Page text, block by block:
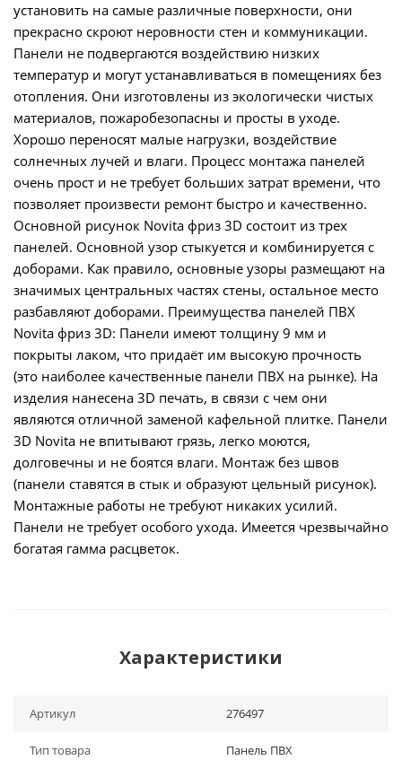
установить на самые различные поверхности, они
прекрасно скроют неровности стен и коммуникации.
Панели не подвергаются воздействию низких
температур и могут устанавливаться в помещениях без
отопления. Они изготовлены из экологически чистых
материалов, пожаробезопасны и просты в уходе.
Хорошо переносят малые нагрузки, воздействие
солнечных лучей и влаги. Процесс монтажа панелей
очень прост и не требует больших затрат времени, что
позволяет произвести ремонт быстро и качественно.
Основной рисунок Novita фриз 3D состоит из трех
панелей. Основной узор стыкуется и комбинируется с
доборами. Как правило, основные узоры размещают на
значимых центральных частях стены, остальное место
разбавляют доборами. Преимущества панелей ПВХ
Novita фриз 3D: Панели имеют толщину 9 мм и
покрыты лаком, что придаёт им высокую прочность
(это наиболее качественные панели ПВХ на рынке). На
изделия нанесена 3D печать, в связи с чем они
являются отличной заменой кафельной плитке. Панели
3D Novita не впитывают грязь, легко моются,
долговечны и не боятся влаги. Монтаж без швов
(панели ставятся в стык и образуют цельный рисунок).
Монтажные работы не требуют никаких усилий.
Панели не требует особого ухода. Имеется чрезвычайно
богатая гамма расцветок.
Характеристики
Артикул 276497
Тип товара Панель ПВХ